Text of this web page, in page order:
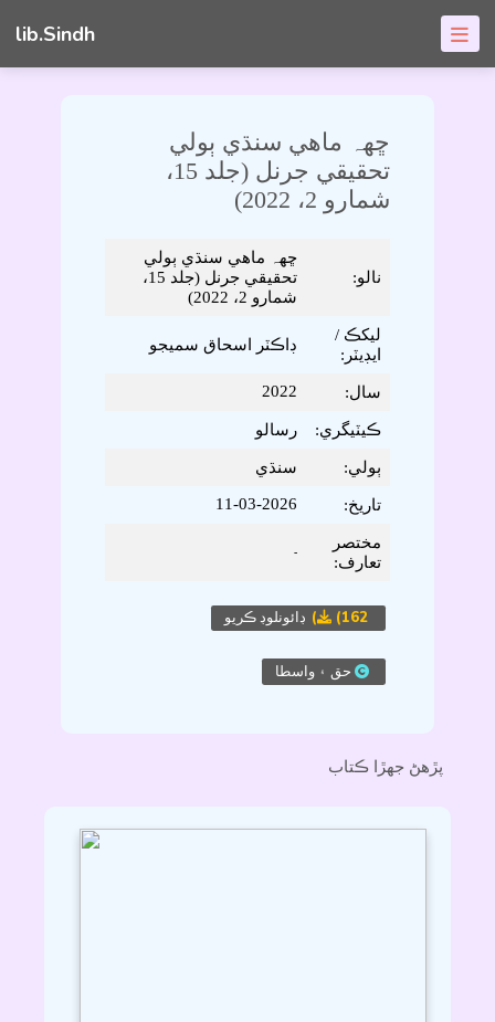
lib.Sindh
ڇھہ ماھي سنڌي ٻولي
تحقيقي جرنل (جلد 15،
شمارو 2، 2022)
ڇھہ ماھي سنڌي ٻولي
تحقيقي جرنل (جلد 15،
شمارو 2، 2022)
نالو:
ڊاڪٽر اسحاق سميجو
ليکڪ /
ايڊيٽر:
2022 سال:
رسالو ڪيٽيگري:
سنڌي ٻولي:
11-03-2026 تاريخ:
-
مختصر
تعارف:
(162) ڊائونلوڊ ڪريو
حق ۽ واسطا
پڙهڻ جھڙا ڪتاب